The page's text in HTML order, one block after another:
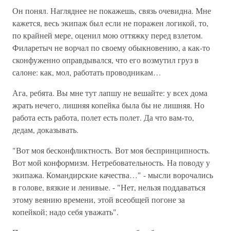
Он понял. Нагляднее не покажешь, связь очевидна. Мне
кажется, весь экипаж был если не поражен логикой, то,
по крайней мере, оценил мою оттяжку перед взлетом.
Филаретыч не ворчал по своему обыкновению, а как-то
сконфуженно оправдывался, что его возмутил груз в
салоне: как, мол, работать проводникам…
Ага, ребята. Вы мне тут лапшу не вешайте: у всех дома
жрать нечего, лишняя копейка была бы не лишняя. Но
работа есть работа, полет есть полет. Да что вам-то,
дедам, доказывать.
"Вот моя бесконфликтность. Вот моя беспринципность.
Вот мой конформизм. Нетребовательность. На поводу у
экипажа. Командирские качества…" - мысли ворочались
в голове, вязкие и ленивые. - "Нет, нельзя поддаваться
этому веянию времени, этой всеобщей погоне за
копейкой; надо себя уважать".